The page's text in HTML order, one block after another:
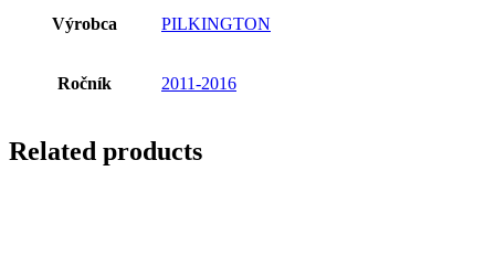
Výrobca PILKINGTON
Ročník 2011-2016
Related products